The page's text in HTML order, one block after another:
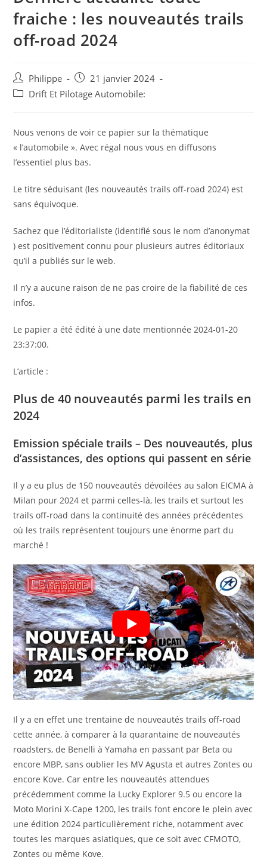
fraiche : les nouveautés trails
off-road 2024
Auteur/autrice
de
Philippe
Post
published:
21 janvier 2024
PostDrift Et Pilotage Automobile:
Nous venons de voir ce papier sur la thématique
« l’automobile ». Avec régal nous vous en diffusons
l’essentiel plus bas.
Le titre séduisant (les nouveautés trails off-road 2024) est
sans équivoque.
Sachez que l’éditorialiste (identifié sous le nom d’anonymat
) est positivement connu pour plusieurs autres éditoriaux
qu’il a publiés sur le web.
Il n’y a aucune raison de ne pas croire de la fiabilité de ces
infos.
Le papier a été édité à une date mentionnée 2024-01-20
23:37:00.
L’article :
Plus de 40 nouveautés parmi les trails en
2024
Emission spéciale trails – Des nouveautés, plus
d’assistances, des options qui passent en série
Il y a eu plus de 150 nouveautés dévoilées au salon EICMA à
Milan pour 2024 et parmi celles-là, les trails et surtout les
trails off-road dans la continuité des années précédentes
où les trails représentent toujours une énorme part du
marché !
Il y a en effet une trentaine de nouveautés trails off-road
cette année, à comparer à la quarantaine de nouveautés
roadsters, de Benelli à Yamaha en passant par Beta ou
encore MBP, sans oublier les MV Agusta et autres Zontes ou
encore Kove. Car entre les nouveautés attendues
précédemment comme la Lucky Explorer 9.5 ou encore la
Moto Morini X-Cape 1200, les trails font encore le plein avec
une édition 2024 particulièrement riche, notamment avec
toutes les marques asiatiques, que ce soit avec CFMOTO,
Zontes ou même Kove.